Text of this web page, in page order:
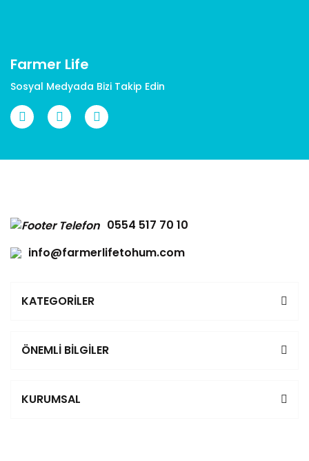
Farmer Life
Sosyal Medyada Bizi Takip Edin
0554 517 70 10
info@farmerlifetohum.com
KATEGORİLER
ÖNEMLİ BİLGİLER
KURUMSAL